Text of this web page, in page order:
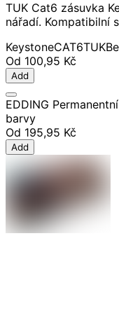
TUK Cat6 zásuvka
nářadí. Kompatibilní
KeystoneCAT6TUK
Od 100,95 Kč
Add
EDDING
barvy
Od 195,95 Kč
Add